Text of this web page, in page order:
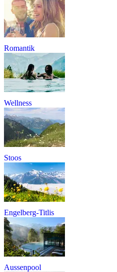
Romantik
Wellness
Stoos
Engelberg-Titlis
Aussenpool